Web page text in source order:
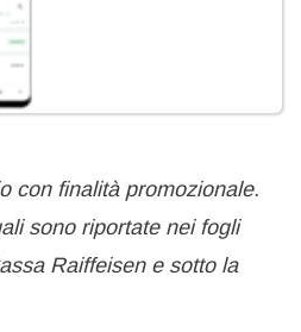
con finalità promozionale.
sono riportate nei fogli
Raiffeisen e sotto la